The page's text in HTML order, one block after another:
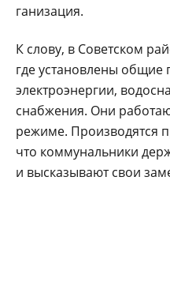
ганизация.
К слову, в Советском
где установле­ны общие
электроэнергии,
снабжения. Они
режиме. Производятся
что коммунальники
и высказывают свои